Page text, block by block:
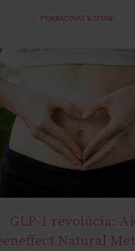
POKRAČOVAŤ V ČÍTANÍ
GLP-1 revolúcia:
Natural